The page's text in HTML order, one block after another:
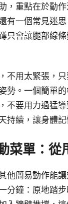
，重點在於動
有一個常見迷
只會讓腿部線
不用太緊張，
勢。一個簡單
不要用力過猛
持續，讓身體記
菜單：從
他簡易動作能
分鐘：原地踏